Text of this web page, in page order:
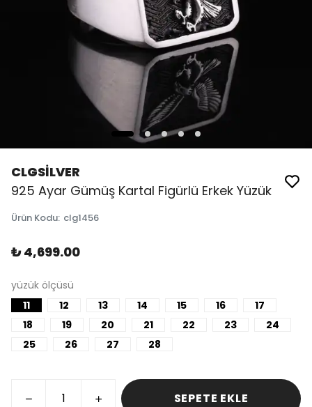
CLGSİLVER
925 Ayar Gümüş Kartal Figürlü Erkek Yüzük
Ürün Kodu: clg1456
₺ 4,699.00
yüzük ölçüsü
11
12 13 14 15 16
17
18
19 20 21 22 23
24
25
26 27 28
SEPETE EKLE